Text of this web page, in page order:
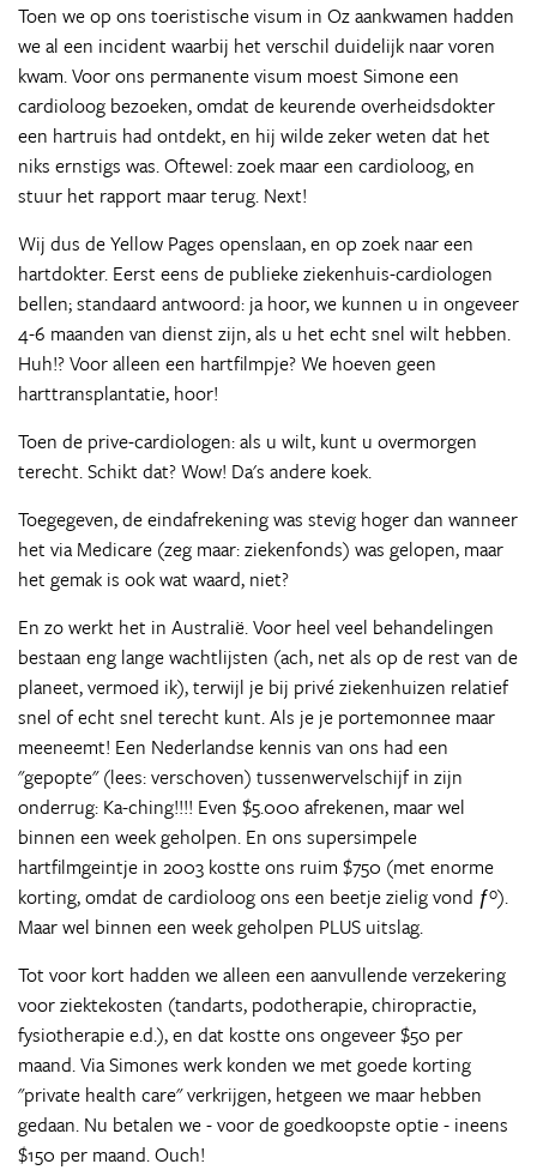
Toen we op ons toeristische visum in Oz aankwamen hadden
we al een incident waarbij het verschil duidelijk naar voren
kwam. Voor ons permanente visum moest Simone een
cardioloog bezoeken, omdat de keurende overheidsdokter
een hartruis had ontdekt, en hij wilde zeker weten dat het
niks ernstigs was. Oftewel: zoek maar een cardioloog, en
stuur het rapport maar terug. Next!
Wij dus de Yellow Pages openslaan, en op zoek naar een
hartdokter. Eerst eens de publieke ziekenhuis-cardiologen
bellen; standaard antwoord: ja hoor, we kunnen u in ongeveer
4-6 maanden van dienst zijn, als u het echt snel wilt hebben.
Huh!? Voor alleen een hartfilmpje? We hoeven geen
harttransplantatie, hoor!
Toen de prive-cardiologen: als u wilt, kunt u overmorgen
terecht. Schikt dat? Wow! Da's andere koek.
Toegegeven, de eindafrekening was stevig hoger dan wanneer
het via Medicare (zeg maar: ziekenfonds) was gelopen, maar
het gemak is ook wat waard, niet?
En zo werkt het in Australië. Voor heel veel behandelingen
bestaan eng lange wachtlijsten (ach, net als op de rest van de
planeet, vermoed ik), terwijl je bij privé ziekenhuizen relatief
snel of echt snel terecht kunt. Als je je portemonnee maar
meeneemt! Een Nederlandse kennis van ons had een
"gepopte" (lees: verschoven) tussenwervelschijf in zijn
onderrug: Ka-ching!!!! Even $5.000 afrekenen, maar wel
binnen een week geholpen. En ons supersimpele
hartfilmgeintje in 2003 kostte ons ruim $750 (met enorme
korting, omdat de cardioloog ons een beetje zielig vond ƒº).
Maar wel binnen een week geholpen PLUS uitslag.
Tot voor kort hadden we alleen een aanvullende verzekering
voor ziektekosten (tandarts, podotherapie, chiropractie,
fysiotherapie e.d.), en dat kostte ons ongeveer $50 per
maand. Via Simones werk konden we met goede korting
"private health care" verkrijgen, hetgeen we maar hebben
gedaan. Nu betalen we - voor de goedkoopste optie - ineens
$150 per maand. Ouch!